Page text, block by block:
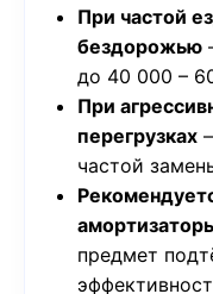
При частой
бездорожью
до 40 000 –
При
перегрузках
частой
предмет